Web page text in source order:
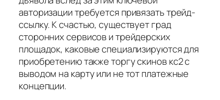
авторизации требуется привязать трейд-
ссылку. К счастью, существует град
сторонних сервисов и трейдерских
площадок, каковые специализируются для
приобретению также торгу скинов кс2 с
выводом на карту или не тот платежные
концепции.